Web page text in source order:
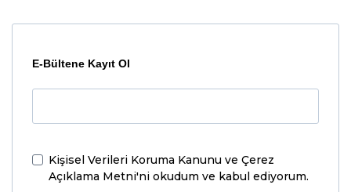
E-Bültene Kayıt Ol
Kişisel Verileri Koruma Kanunu ve Çerez
Açıklama Metni'ni okudum ve kabul ediyorum.